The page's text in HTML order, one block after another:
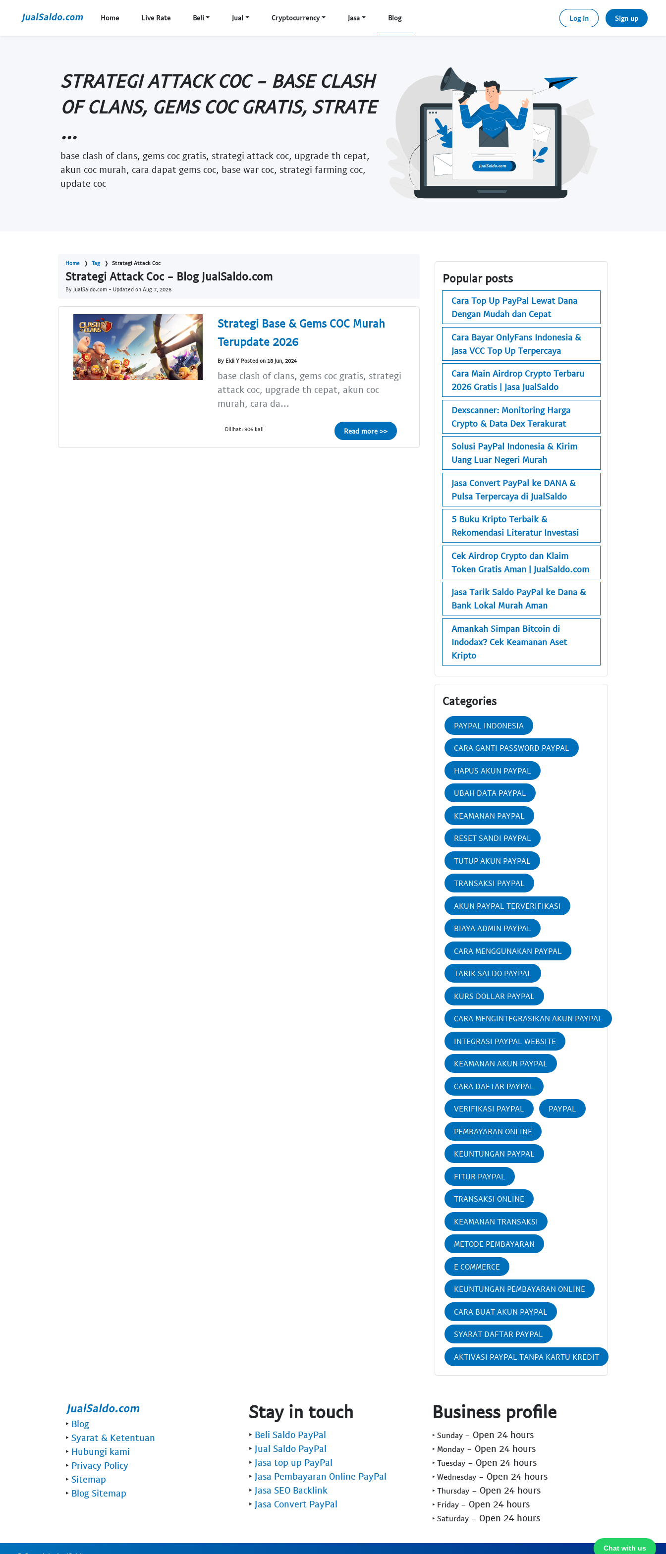
Home Live Rate Beli Jual Cryptocurrency Jasa Blog Log in Sign up
STRATEGI ATTACK COC - BASE CLASH
OF CLANS, GEMS COC GRATIS, STRATE
...
base clash of clans, gems coc gratis, strategi attack coc, upgrade th cepat,
akun coc murah, cara dapat gems coc, base war coc, strategi farming coc,
update coc
Home Tag Strategi Attack Coc
Strategi Attack Coc - Blog JualSaldo.com
By JualSaldo.com - Updated on Aug 7, 2026
Strategi Base & Gems COC Murah
Terupdate 2026
By Eldi Y Posted on 18 Jun, 2024
base clash of clans, gems coc gratis, strategi
attack coc, upgrade th cepat, akun coc
murah, cara da...
Dilihat: 906 kali Read more >>
Popular posts
Cara Top Up PayPal Lewat Dana
Dengan Mudah dan Cepat
Cara Bayar OnlyFans Indonesia &
Jasa VCC Top Up Terpercaya
Cara Main Airdrop Crypto Terbaru
2026 Gratis | Jasa JualSaldo
Dexscanner: Monitoring Harga
Crypto & Data Dex Terakurat
Solusi PayPal Indonesia & Kirim
Uang Luar Negeri Murah
Jasa Convert PayPal ke DANA &
Pulsa Terpercaya di JualSaldo
5 Buku Kripto Terbaik &
Rekomendasi Literatur Investasi
Cek Airdrop Crypto dan Klaim
Token Gratis Aman | JualSaldo.com
Jasa Tarik Saldo PayPal ke Dana &
Bank Lokal Murah Aman
Amankah Simpan Bitcoin di
Indodax? Cek Keamanan Aset
Kripto
Categories
PAYPAL INDONESIA
CARA GANTI PASSWORD PAYPAL
HAPUS AKUN PAYPAL
UBAH DATA PAYPAL
KEAMANAN PAYPAL
RESET SANDI PAYPAL
TUTUP AKUN PAYPAL
TRANSAKSI PAYPAL
AKUN PAYPAL TERVERIFIKASI
BIAYA ADMIN PAYPAL
CARA MENGGUNAKAN PAYPAL
TARIK SALDO PAYPAL
KURS DOLLAR PAYPAL
CARA MENGINTEGRASIKAN AKUN PAYPAL
INTEGRASI PAYPAL WEBSITE
KEAMANAN AKUN PAYPAL
CARA DAFTAR PAYPAL
VERIFIKASI PAYPAL PAYPAL
PEMBAYARAN ONLINE
KEUNTUNGAN PAYPAL
FITUR PAYPAL
TRANSAKSI ONLINE
KEAMANAN TRANSAKSI
METODE PEMBAYARAN
E COMMERCE
KEUNTUNGAN PEMBAYARAN ONLINE
CARA BUAT AKUN PAYPAL
SYARAT DAFTAR PAYPAL
AKTIVASI PAYPAL TANPA KARTU KREDIT
Chat with us
‣ Blog
‣ Syarat & Ketentuan
‣ Hubungi kami
‣ Privacy Policy
‣ Sitemap
‣ Blog Sitemap
Stay in touch
‣ Beli Saldo PayPal
‣ Jual Saldo PayPal
‣ Jasa top up PayPal
‣ Jasa Pembayaran Online PayPal
‣ Jasa SEO Backlink
‣ Jasa Convert PayPal
Business profile
‣ Sunday - Open 24 hours
‣ Monday - Open 24 hours
‣ Tuesday - Open 24 hours
‣ Wednesday - Open 24 hours
‣ Thursday - Open 24 hours
‣ Friday - Open 24 hours
‣ Saturday - Open 24 hours